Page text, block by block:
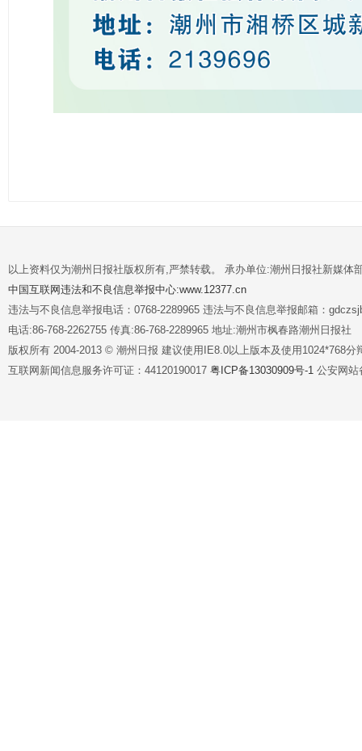
以上资料仅为潮州日报社版权所有,严禁转载。 承办单位:潮州日报社新媒体
中国互联网违法和不良信息举报中心:www.12377.cn
违法与不良信息举报电话：0768-2289965 违法与不良信息举报邮箱：
电话:86-768-2262755 传真:86-768-2289965 地址:潮州市枫春路潮州日报社
版权所有 2004-2013 © 潮州日报 建议使用IE8.0以上版本及使用1024*768分
互联网新闻信息服务许可证：44120190017 粤ICP备13030909号-1 公安网站